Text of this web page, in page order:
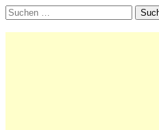
Suchen
nach: